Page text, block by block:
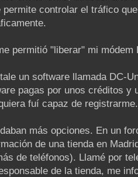
permite controlar el tráfico
permitió "liberar" mi módem
un software llamada DC-
pagas por unos créditos y
fuí capaz de registrarme.
más opciones. En un
de una tienda en
de teléfonos). Llamé por
de la tienda, me